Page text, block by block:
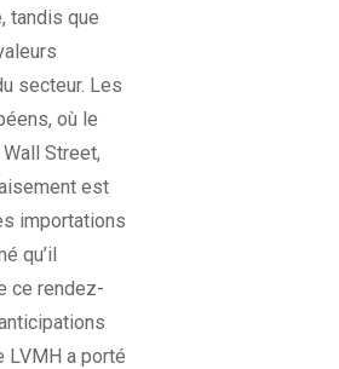
tandis que
secteur. Les
où le
Street,
est
importations
qu’il
ce rendez-
LVMH a porté